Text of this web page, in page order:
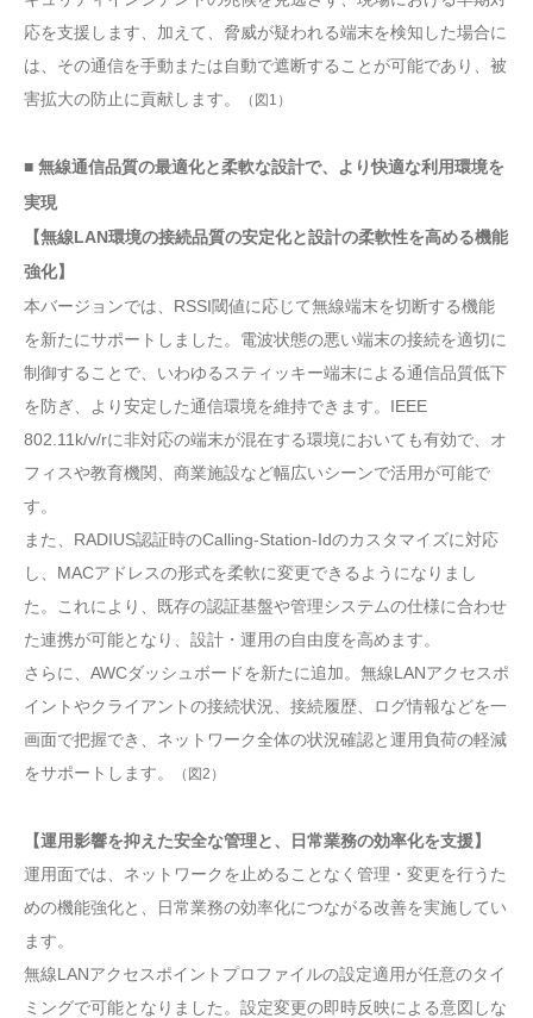
応を支援します、加えて、脅威が疑われる端末を検知した場合に
は、その通信を手動または自動で遮断することが可能であり、被
害拡大の防止に貢献します。
（図1）
■ 無線通信品質の最適化と柔軟な設計で、より快適な利用環境を
実現
【無線LAN環境の接続品質の安定化と設計の柔軟性を高める機能
強化】
本バージョンでは、RSSI閾値に応じて無線端末を切断する機能
を新たにサポートしました。電波状態の悪い端末の接続を適切に
制御することで、いわゆるスティッキー端末による通信品質低下
を防ぎ、より安定した通信環境を維持できます。IEEE
802.11k/v/rに非対応の端末が混在する環境においても有効で、オ
フィスや教育機関、商業施設など幅広いシーンで活用が可能で
す。
また、RADIUS認証時のCalling-Station-Idのカスタマイズに対応
し、MACアドレスの形式を柔軟に変更できるようになりまし
た。これにより、既存の認証基盤や管理システムの仕様に合わせ
た連携が可能となり、設計・運用の自由度を高めます。
さらに、AWCダッシュボードを新たに追加。無線LANアクセスポ
イントやクライアントの接続状況、接続履歴、ログ情報などを一
画面で把握でき、ネットワーク全体の状況確認と運用負荷の軽減
をサポートします。
（図2）
【運用影響を抑えた安全な管理と、日常業務の効率化を支援】
運用面では、ネットワークを止めることなく管理・変更を行うた
めの機能強化と、日常業務の効率化につながる改善を実施してい
ます。
無線LANアクセスポイントプロファイルの設定適用が任意のタイ
ミングで可能となりました。設定変更の即時反映による意図しな